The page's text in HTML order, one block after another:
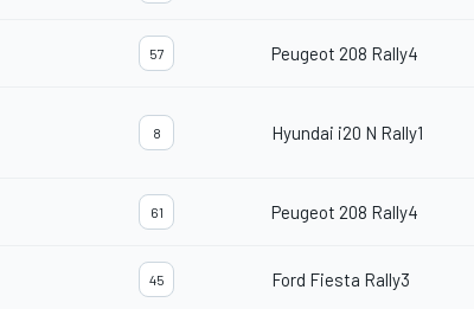
57 Peugeot 208 Rally4
8 Hyundai i20 N Rally1
61 Peugeot 208 Rally4
45 Ford Fiesta Rally3